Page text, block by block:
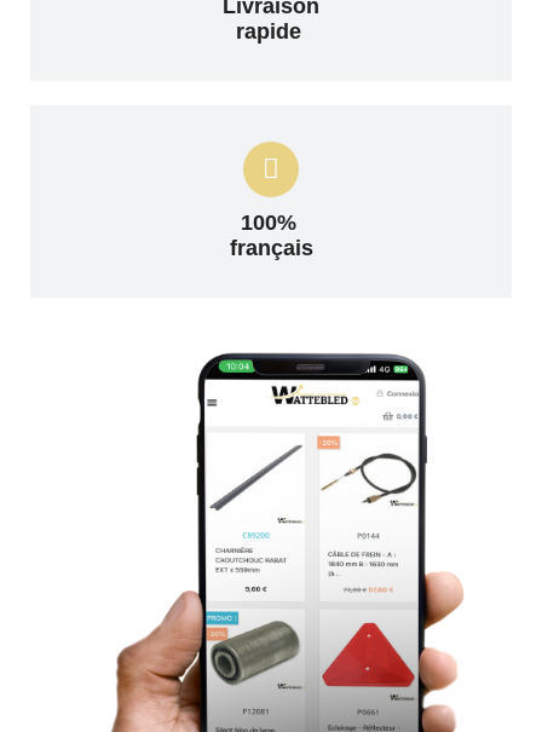
Livraison
rapide
100%
français